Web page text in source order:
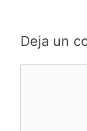
Deja un